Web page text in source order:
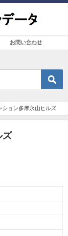
お問い合わせ
ション多摩永山ヒルズ
ズ